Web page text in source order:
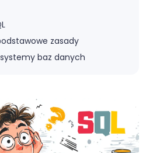
zasady
baz danych